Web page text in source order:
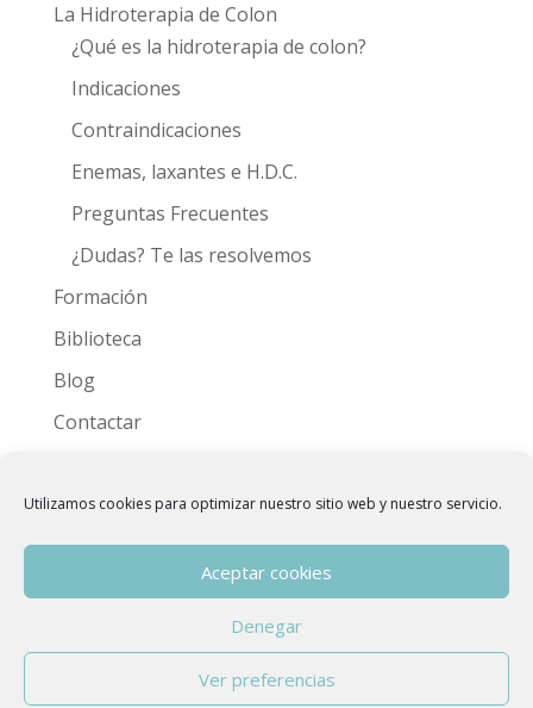
Utilizamos cookies para optimizar nuestro sitio web y nuestro servicio.
Aceptar cookies
Denegar
Ver preferencias
La Hidroterapia de Colon
¿Qué es la hidroterapia de colon?
Indicaciones
Contraindicaciones
Enemas, laxantes e H.D.C.
Preguntas Frecuentes
¿Dudas? Te las resolvemos
Formación
Biblioteca
Blog
Contactar
Copyright © 2015 - 2026
de Hidroterapia de Colon| Developed by